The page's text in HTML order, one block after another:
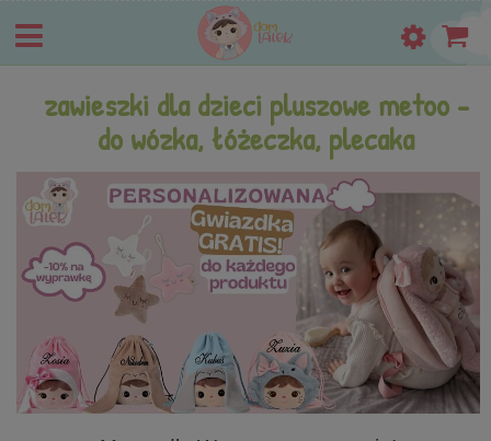
zawieszki dla dzieci pluszowe metoo -
do wózka, łóżeczka, plecaka